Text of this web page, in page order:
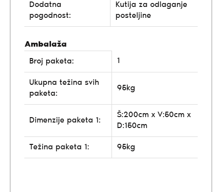
Dodatna
pogodnost:
Kutija za odlaganje
posteljine
Ambalaža
Broj paketa:
1
Ukupna težina svih
paketa:
95kg
Dimenzije paketa 1:
Š:200cm x V:50cm x
D:150cm
Težina paketa 1: 95kg